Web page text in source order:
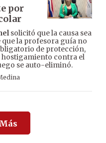
por
solicitó que la causa sea
que la profesora guía no
de protección,
hostigamiento contra el
se auto-eliminó.